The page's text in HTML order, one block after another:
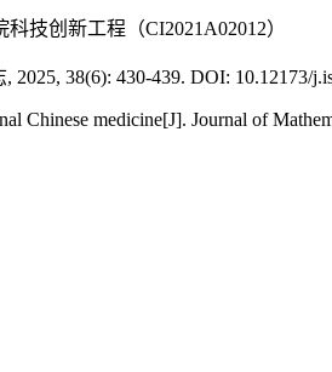
技创新工程（CI2021A02012）
38(6): 430-439. DOI: 10.12173/
Chinese medicine[J]. Journal of